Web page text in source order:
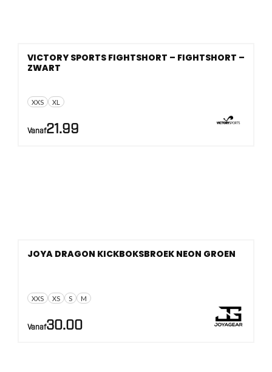
XXS XL
VICTORY SPORTS FIGHTSHORT – FIGHTSHORT –
ZWART
Vanaf21.99
XXS XS S M
JOYA DRAGON KICKBOKSBROEK NEON GROEN
Vanaf30.00